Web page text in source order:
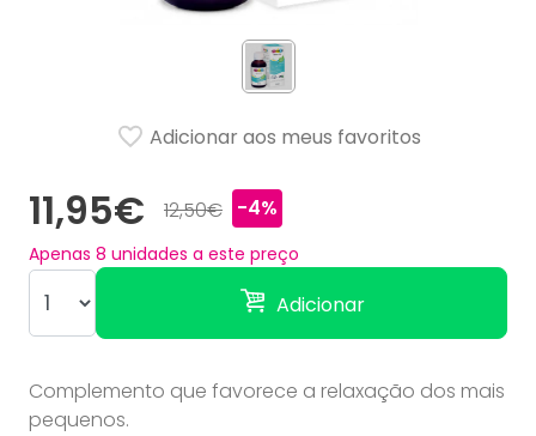
11,95€ 12,50€ -4%
Apenas 8 unidades a este preço
Adicionar
Adicionar aos meus favoritos
Complemento que favorece a relaxação dos mais
pequenos.